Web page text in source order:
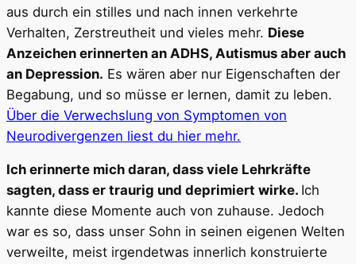
aus durch ein stilles und nach innen verkehrte
Verhalten, Zerstreutheit und vieles mehr. Diese
Anzeichen erinnerten an ADHS, Autismus aber auch
an Depression. Es wären aber nur Eigenschaften der
Begabung, und so müsse er lernen, damit zu leben.
Über die Verwechslung von Symptomen von
Neurodivergenzen liest du hier mehr.
Ich erinnerte mich daran, dass viele Lehrkräfte
sagten, dass er traurig und deprimiert wirke. Ich
kannte diese Momente auch von zuhause. Jedoch
war es so, dass unser Sohn in seinen eigenen Welten
verweilte, meist irgendetwas innerlich konstruierte